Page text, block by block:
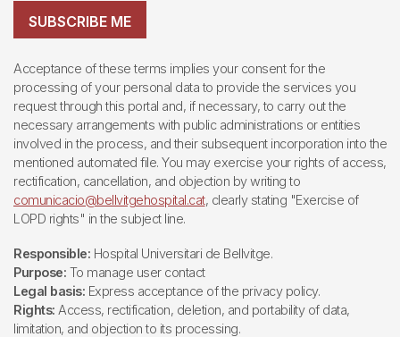
SUBSCRIBE ME
Acceptance of these terms implies your consent for the
processing of your personal data to provide the services you
request through this portal and, if necessary, to carry out the
necessary arrangements with public administrations or entities
involved in the process, and their subsequent incorporation into the
mentioned automated file. You may exercise your rights of access,
rectification, cancellation, and objection by writing to
comunicacio@bellvitgehospital.cat, clearly stating "Exercise of
LOPD rights" in the subject line.
Responsible: Hospital Universitari de Bellvitge.
Purpose: To manage user contact
Legal basis: Express acceptance of the privacy policy.
Rights: Access, rectification, deletion, and portability of data,
limitation, and objection to its processing.